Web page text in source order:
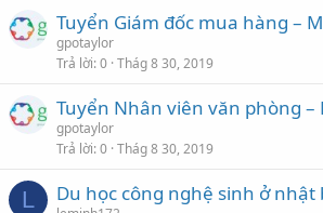
Tuyển Giám đốc mua hàng –
gpotaylor
Trả lời 0 Thág 8 30, 2019
Tuyển Nhân viên văn phòng –
gpotaylor
Trả lời 0 Thág 8 30, 2019
L Du học công nghệ sinh ở nhật